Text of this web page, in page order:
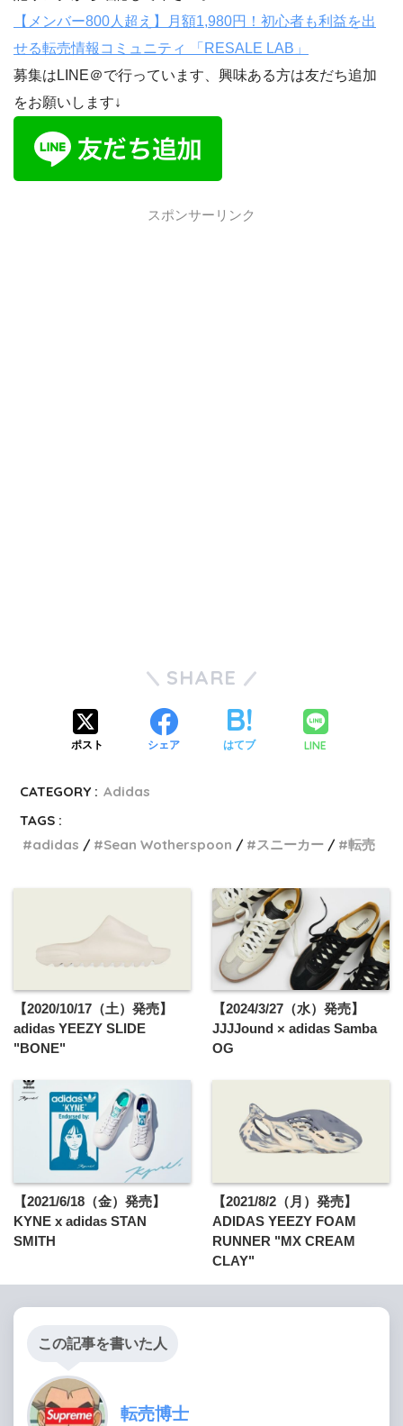
【メンバー800人超え】月額1,980円！初心者も利益を出
せる転売情報コミュニティ 「RESALE LAB」
募集はLINE＠で行っています、興味ある方は友だち追加
をお願いします↓
スポンサーリンク
SHARE
ポスト シェア はてブ LINE
CATEGORY : Adidas
TAGS :
adidas
Sean Wotherspoon スニーカー 転売
【2020/10/17（土）発売】
adidas YEEZY SLIDE
"BONE"
【2024/3/27（水）発売】
JJJJound × adidas Samba
OG
【2021/6/18（金）発売】
KYNE x adidas STAN
SMITH
【2021/8/2（月）発売】
ADIDAS YEEZY FOAM
RUNNER "MX CREAM
CLAY"
この記事を書いた人
転売博士